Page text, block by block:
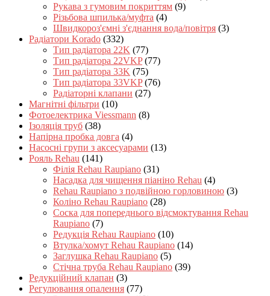
Рукава з гумовим покриттям (9)
Різьбова шпилька/муфта (4)
Швидкороз'ємні з'єднання вода/повітря (3)
Радіатори Korado (332)
Тип радіатора 22K (77)
Тип радіатора 22VKP (77)
Тип радіатора 33K (75)
Тип радіатора 33VKP (76)
Радіаторні клапани (27)
Магнітні фільтри (10)
Фотоелектрика Viessmann (8)
Ізоляція труб (38)
Напірна пробка довга (4)
Насосні групи з аксесуарами (13)
Рояль Rehau (141)
Філія Rehau Raupiano (31)
Насадка для чищення піаніно Rehau (4)
Rehau Raupiano з подвійною горловиною (3)
Коліно Rehau Raupiano (28)
Соска для попереднього відсмоктування Rehau
Raupiano (7)
Редукція Rehau Raupiano (10)
Втулка/хомут Rehau Raupiano (14)
Заглушка Rehau Raupiano (5)
Стічна труба Rehau Raupiano (39)
Редукційний клапан (3)
Регулювання опалення (77)